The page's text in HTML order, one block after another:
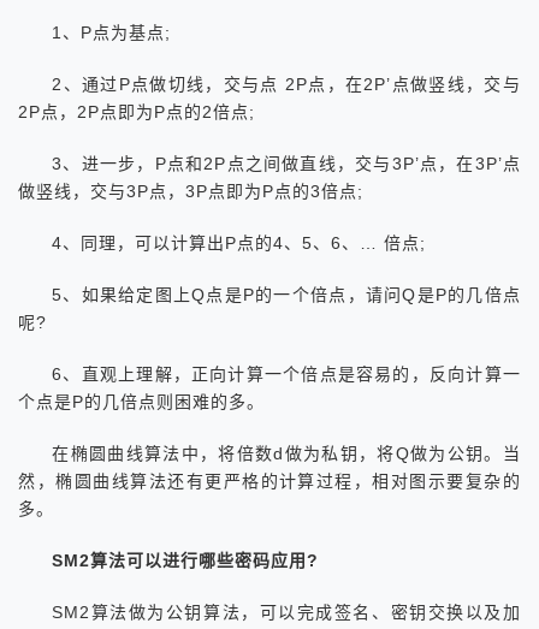
1、P点为基点;
2、通过P点做切线，交与点 2P点，在2P’点做竖线，交与
2P点，2P点即为P点的2倍点;
3、进一步，P点和2P点之间做直线，交与3P’点，在3P’点
做竖线，交与3P点，3P点即为P点的3倍点;
4、同理，可以计算出P点的4、5、6、… 倍点;
5、如果给定图上Q点是P的一个倍点，请问Q是P的几倍点
呢?
6、直观上理解，正向计算一个倍点是容易的，反向计算一
个点是P的几倍点则困难的多。
在椭圆曲线算法中，将倍数d做为私钥，将Q做为公钥。当
然，椭圆曲线算法还有更严格的计算过程，相对图示要复杂的
多。
SM2算法可以进行哪些密码应用?
SM2算法做为公钥算法，可以完成签名、密钥交换以及加